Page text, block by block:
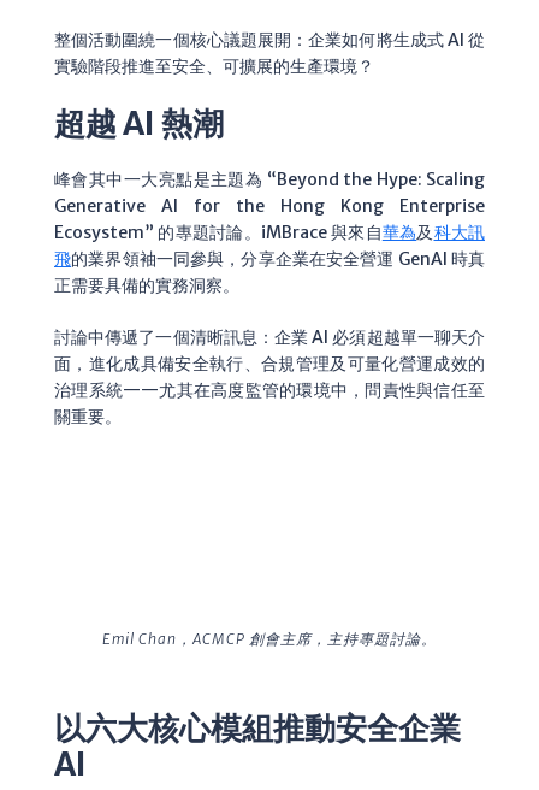
整個活動圍繞一個核心議題展開：企業如何將生成式 AI 從
實驗階段推進至安全、可擴展的生產環境？
超越 AI 熱潮
峰會其中一大亮點是主題為 “Beyond the Hype: Scaling
Generative AI for the Hong Kong Enterprise
Ecosystem” 的專題討論。iMBrace 與來自華為及科大訊
飛的業界領袖一同參與，分享企業在安全營運 GenAI 時真
正需要具備的實務洞察。
討論中傳遞了一個清晰訊息：企業 AI 必須超越單一聊天介
面，進化成具備安全執行、合規管理及可量化營運成效的
治理系統——尤其在高度監管的環境中，問責性與信任至
關重要。
Emil Chan，ACMCP 創會主席，主持專題討論。
以六大核心模組推動安全企業
AI